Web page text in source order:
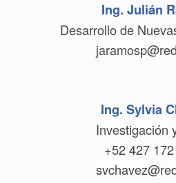
Ing. Julián
Desarrollo de
Ing. Sylvia
Investigación
+52 427